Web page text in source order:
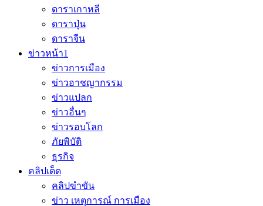
ดาราเกาหลี
ดาราปุ่น
ดาราจีน
ข่าวหน้า1
ข่าวการเมือง
ข่าวอาชญากรรม
ข่าวแปลก
ข่าวอื่นๆ
ข่าวรอบโลก
ภัยพิบัติ
ธุรกิจ
คลิปเด็ด
คลิปขำขัน
ข่าว เหตุการณ์ การเมือง